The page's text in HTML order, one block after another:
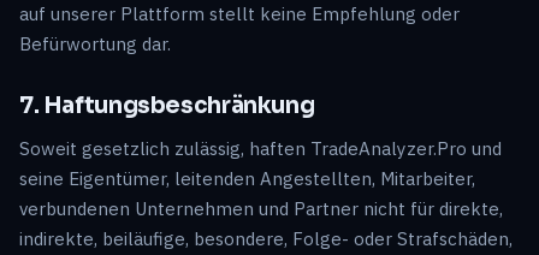
auf unserer Plattform stellt keine Empfehlung oder
Befürwortung dar.
7. Haftungsbeschränkung
Soweit gesetzlich zulässig, haften TradeAnalyzer.Pro und
seine Eigentümer, leitenden Angestellten, Mitarbeiter,
verbundenen Unternehmen und Partner nicht für direkte,
indirekte, beiläufige, besondere, Folge- oder Strafschäden,